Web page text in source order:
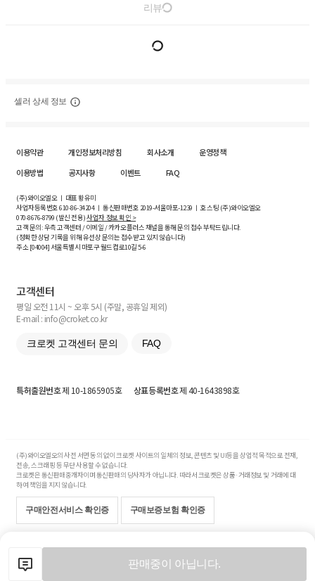
판매중이 아닙니다.
리뷰
셀러 상세 정보
이용약관 개인정보처리방침 회사소개
운영정책
이용방법
공지사항 이벤트 FAQ
(주)와이오엘오 ㅣ 대표 황유미
사업자등록번호610-86-34204ㅣ 통신판매번호 2019-서울마포-1239 ㅣ 호스팅 (주)와이오엘오
070-8676-8799 (발신 전용)사업자 정보 확인 >
고객 문의: 우측 고객센터 / 이메일 / 카카오플러스 채널을 통해 문의 접수 부탁드립니다.
(정확한 상담 기록을 위해 유선상 문의는 접수받고 있지 않습니다)
주소 [04004] 서울특별시 마포구 월드컵로10길5-6
고객센터
평일 오전 11시 ~ 오후 5시 (주말, 공휴일 제외)
E-mail : info@croket.co.kr
크로켓 고객센터 문의 FAQ
특허출원번호제 10-1865905호 상표등록번호제 40-1643898호
(주)와이오엘오의 사전 서면 동의 없이 크로켓 사이트의 일체의 정보, 콘텐츠 및 UI등을 상업적 목적으로 전재,
전송, 스크래핑 등 무단 사용할 수 없습니다.
크로켓은 통신판매중개자이며 통신판매의 당사자가 아닙니다. 따라서 크로켓은 상품·거래정보 및 거래에 대
하여 책임을 지지 않습니다.
구매안전서비스 확인증 구매보증보험 확인증